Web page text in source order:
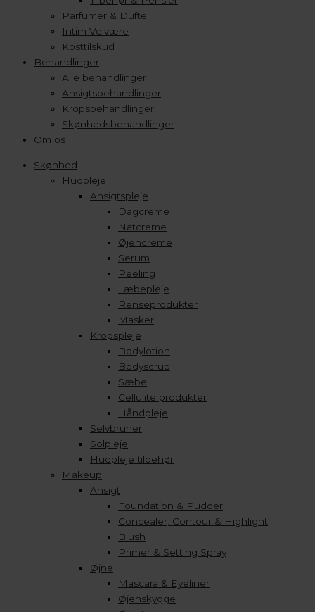
Parfumer & Dufte
Intim Velvære
Kosttilskud
Behandlinger
Alle behandlinger
Ansigtsbehandlinger
Kropsbehandlinger
Skønhedsbehandlinger
Om os
Skønhed
Hudpleje
Ansigtspleje
Dagcreme
Natcreme
Øjencreme
Serum
Peeling
Læbepleje
Renseprodukter
Masker
Kropspleje
Bodylotion
Bodyscrub
Sæbe
Cellulite produkter
Håndpleje
Selvbruner
Solpleje
Hudpleje tilbehør
Makeup
Ansigt
Foundation & Pudder
Concealer, Contour & Highlight
Blush
Primer & Setting Spray
Øjne
Mascara & Eyeliner
Øjenskygge